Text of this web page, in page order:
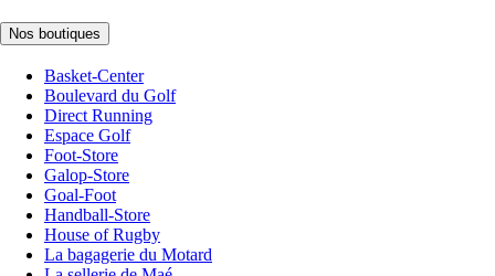
Nos boutiques
Basket-Center
Boulevard du Golf
Direct Running
Espace Golf
Foot-Store
Galop-Store
Goal-Foot
Handball-Store
House of Rugby
La bagagerie du Motard